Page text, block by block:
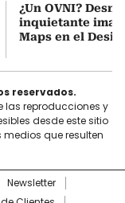
¿Un OVNI?
inquietante
Maps en el
reservados.
las reproducciones y
desde este sitio
que resulten
Newsletter